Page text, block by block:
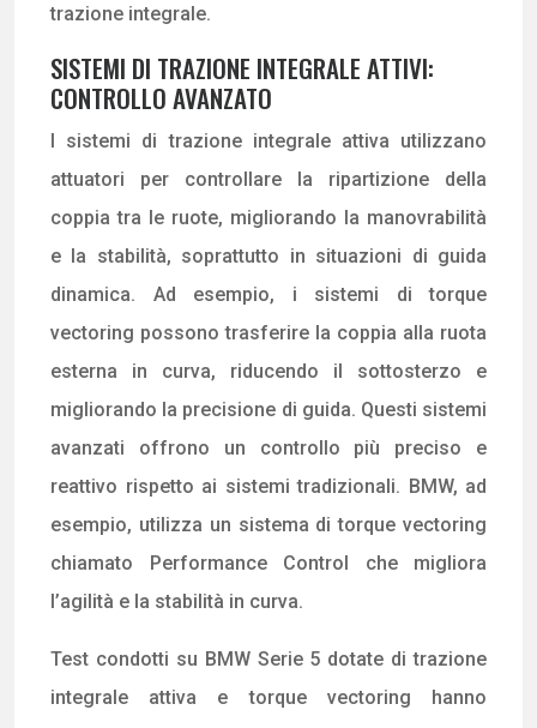
trazione integrale.
SISTEMI DI TRAZIONE INTEGRALE ATTIVI:
CONTROLLO AVANZATO
I sistemi di trazione integrale attiva utilizzano
attuatori per controllare la ripartizione della
coppia tra le ruote, migliorando la manovrabilità
e la stabilità, soprattutto in situazioni di guida
dinamica. Ad esempio, i sistemi di torque
vectoring possono trasferire la coppia alla ruota
esterna in curva, riducendo il sottosterzo e
migliorando la precisione di guida. Questi sistemi
avanzati offrono un controllo più preciso e
reattivo rispetto ai sistemi tradizionali. BMW, ad
esempio, utilizza un sistema di torque vectoring
chiamato Performance Control che migliora
l’agilità e la stabilità in curva.
Test condotti su BMW Serie 5 dotate di trazione
integrale attiva e torque vectoring hanno